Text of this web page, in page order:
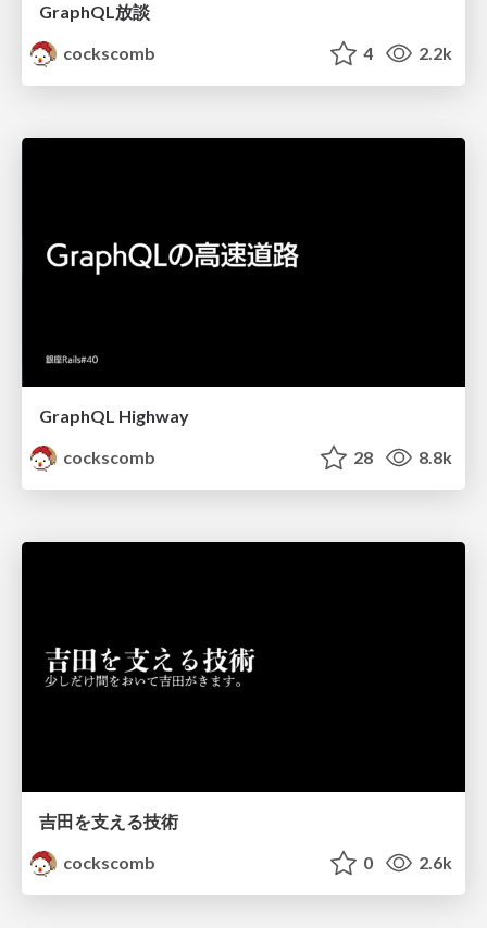
GraphQL放談
cockscomb
4 2.2k
GraphQL Highway
cockscomb
28 8.8k
吉田を支える技術
cockscomb
0 2.6k